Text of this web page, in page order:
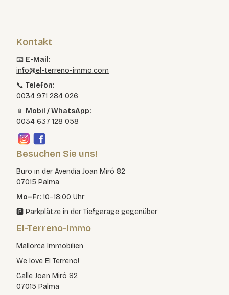
Kontakt
📧 E-Mail:
info@el-terreno-immo.com
📞Telefon:
0034 971 284 026
📱 Mobil / WhatsApp:
0034 637 128 058
Besuchen Sie uns!
Büro in der Avendia Joan Miró 82
07015 Palma
Mo–Fr: 10–18:00 Uhr
🅿️ Parkplätze in der Tiefgarage gegenüber
El-Terreno-Immo
Mallorca Immobilien
We love El Terreno!
Calle Joan Miró 82
07015 Palma